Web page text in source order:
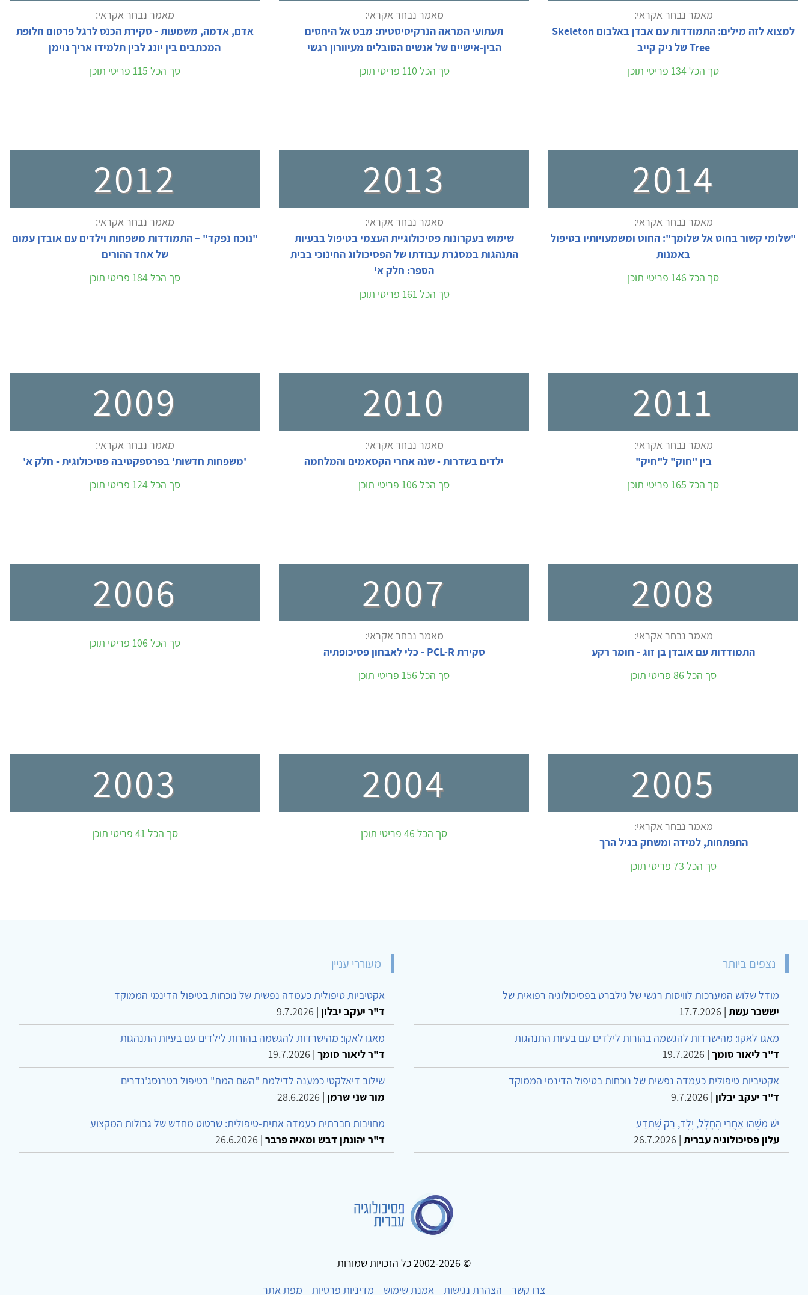
מאמר נבחר אקראי:
למצוא לזה מילים: התמודדות עם אבדן באלבום Skeleton
Tree של ניק קייב
סך הכל 134 פריטי תוכן
מאמר נבחר אקראי:
תעתועי המראה הנרקיסיסטית: מבט אל היחסים
הבין-אישיים של אנשים הסובלים מעיוורון רגשי
סך הכל 110 פריטי תוכן
מאמר נבחר אקראי:
אדם, אדמה, משמעות - סקירת הכנס לרגל פרסום חלופת
המכתבים בין יונג לבין תלמידו אריך נוימן
סך הכל 115 פריטי תוכן
2014
מאמר נבחר אקראי:
"שלומי קשור בחוט אל שלומך": החוט ומשמעויותיו בטיפול
באמנות
סך הכל 146 פריטי תוכן
2013
מאמר נבחר אקראי:
שימוש בעקרונות פסיכולוגיית העצמי בטיפול בבעיות
התנהגות במסגרת עבודתו של הפסיכולוג החינוכי בבית
הספר: חלק א'
סך הכל 161 פריטי תוכן
2012
מאמר נבחר אקראי:
"נוכח נפקד" – התמודדות משפחות וילדים עם אובדן עמום
של אחד ההורים
סך הכל 184 פריטי תוכן
2011
מאמר נבחר אקראי:
בין "חוק" ל"חיק"
סך הכל 165 פריטי תוכן
2010
מאמר נבחר אקראי:
ילדים בשדרות - שנה אחרי הקסאמים והמלחמה
סך הכל 106 פריטי תוכן
2009
מאמר נבחר אקראי:
'משפחות חדשות' בפרספקטיבה פסיכולוגית - חלק א'
סך הכל 124 פריטי תוכן
2008
מאמר נבחר אקראי:
התמודדות עם אובדן בן זוג - חומר רקע
סך הכל 86 פריטי תוכן
2007
מאמר נבחר אקראי:
סקירת PCL-R - כלי לאבחון פסיכופתיה
סך הכל 156 פריטי תוכן
2006
סך הכל 106 פריטי תוכן
2005
מאמר נבחר אקראי:
התפתחות, למידה ומשחק בגיל הרך
סך הכל 73 פריטי תוכן
2004
סך הכל 46 פריטי תוכן
2003
סך הכל 41 פריטי תוכן
נצפים ביותר
מודל שלוש המערכות לוויסות רגשי של גילברט בפסיכולוגיה רפואית של
יששכר עשת |
17.7.2026
מאגו לאקו: מהישרדות להגשמה בהורות לילדים עם בעיות התנהגות
ד"ר ליאור סומך |
19.7.2026
אקטיביות טיפולית כעמדה נפשית של נוכחות בטיפול הדינמי הממוקד
ד"ר יעקב יבלון |
9.7.2026
יֵשׁ מַשֶּׁהוּ אַחֲרֵי הֶחָלָל, יֶלֶד, רַק שֶׁתֵּדַע
עלון פסיכולוגיה עברית |
26.7.2026
מעוררי עניין
אקטיביות טיפולית כעמדה נפשית של נוכחות בטיפול הדינמי הממוקד
ד"ר יעקב יבלון |
9.7.2026
מאגו לאקו: מהישרדות להגשמה בהורות לילדים עם בעיות התנהגות
ד"ר ליאור סומך |
19.7.2026
שילוב דיאלקטי כמענה לדילמת "השם המת" בטיפול בטרנסג'נדרים
מור שני שרמן |
28.6.2026
מחויבות חברתית כעמדה אתית-טיפולית: שרטוט מחדש של גבולות המקצוע
ד"ר יהונתן דבש ומאיה פרבר |
26.6.2026
© 2002-2026 כל הזכויות שמורות
צרו קשר
הצהרת נגישות אמנת שימוש מדיניות פרטיות מפת אתר